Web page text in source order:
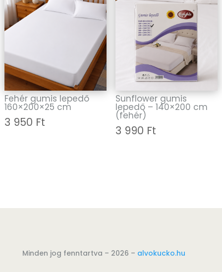
Fehér gumis lepedő
160×200×25 cm
3 950 Ft
Sunflower gumis
lepedő – 140×200 cm
(fehér)
3 990 Ft
Minden jog fenntartva – 2026 – alvokucko.hu